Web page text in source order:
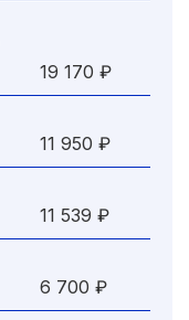
19 170 ₽
11 950 ₽
11 539 ₽
6 700 ₽